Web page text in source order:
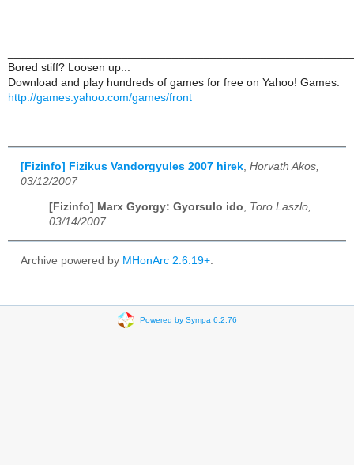
Bored stiff? Loosen up...
Download and play hundreds of games for free on Yahoo! Games.
http://games.yahoo.com/games/front
[Fizinfo] Fizikus Vandorgyules 2007 hirek Horvath Akos,
03/12/2007
[Fizinfo] Marx Gyorgy: Gyorsulo ido, Toro Laszlo,
03/14/2007
Archive powered by MHonArc 2.6.19+.
Powered by Sympa 6.2.76